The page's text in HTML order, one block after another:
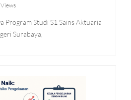
Program Studi S1 Sains Aktuaria
Surabaya,